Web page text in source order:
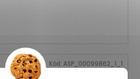
Kód: ASP_00099862_1_1